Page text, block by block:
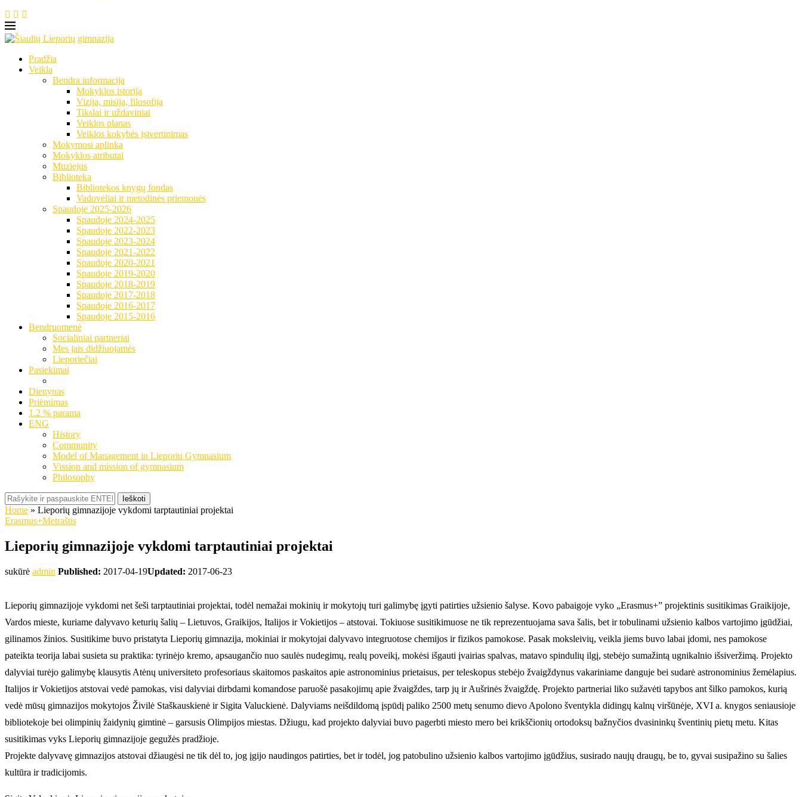
Pradžia
Veikla
Bendra informacija
Mokyklos istorija
Vizija, misija, filosofija
Tikslai ir uždaviniai
Veiklos planas
Veiklos kokybės įsivertinimas
Mokymosi aplinka
Mokyklos atributai
Muziejus
Biblioteka
Bibliotekos knygų fondas
Vadovėliai ir metodinės priemonės
Spaudoje 2025-2026
Spaudoje 2024-2025
Spaudoje 2022-2023
Spaudoje 2023-2024
Spaudoje 2021-2022
Spaudoje 2020-2021
Spaudoje 2019-2020
Spaudoje 2018-2019
Spaudoje 2017-2018
Spaudoje 2016-2017
Spaudoje 2015-2016
Bendruomenė
Socialiniai partneriai
Mes jais didžiuojamės
Lieporiečiai
Pasiekimai
Dienynas
Priėmimas
1.2 % parama
ENG
History
Community
Model of Management in Lieporiu Gymnasium
Vission and mission of gymnasium
Philosophy
Ieškoti
Home » Lieporių gimnazijoje vykdomi tarptautiniai projektai
Erasmus+Metraštis
Lieporių gimnazijoje vykdomi tarptautiniai projektai
sukūrė admin Published: 2017-04-19Updated: 2017-06-23
Lieporių gimnazijoje vykdomi net šeši tarptautiniai projektai, todėl nemažai mokinių ir mokytojų turi galimybę įgyti patirties užsienio šalyse. Kovo pabaigoje vyko „Erasmus+” projektinis susitikimas Graikijoje,
Vardos mieste, kuriame dalyvavo keturių šalių – Lietuvos, Graikijos, Italijos ir Vokietijos – atstovai. Tokiuose susitikimuose ne tik reprezentuojama sava šalis, bet ir tobulinami užsienio kalbos vartojimo įgūdžiai,
gilinamos žinios. Susitikime buvo pristatyta Lieporių gimnazija, mokiniai ir mokytojai dalyvavo integruotose chemijos ir fizikos pamokose. Pasak moksleivių, veikla jiems buvo labai įdomi, nes pamokose
pateikta teorija labai susieta su praktika: tyrinėjo kremo, apsaugančio nuo saulės nudegimų, realų poveikį, mokėsi išgauti įvairias spalvas, matavo spindulių ilgį, stebėjo sumažintą ugnikalnio išsiveržimą. Projekto
dalyviai turėjo galimybę klausytis Atėnų universiteto profesoriaus skaitomos paskaitos apie astronominius prietaisus, per teleskopus stebėjo žvaigždynus vakariniame danguje bei sudarė astronominius žemėlapius.
Italijos ir Vokietijos atstovai vedė pamokas, visi dalyviai dirbdami komandose paruošė pasakojimų apie žvaigždes, tarp jų ir Aušrinės žvaigždę. Projekto partneriai liko sužavėti tapybos ant šilko pamokos, kurią
vedė mūsų gimnazijos mokytojos Živilė Staškauskienė ir Sigita Valuckienė. Dalyviams neišdildomą įspūdį paliko 2500 metų senumo dievo Apolono šventykla didingų kalnų viršūnėje, XVI a. knygos seniausioje
bibliotekoje bei olimpinių žaidynių gimtinė – garsusis Olimpijos miestas. Džiugu, kad projekto dalyviai buvo pagerbti miesto mero bei krikščionių ortodoksų bažnyčios dvasininkų šventinių pietų metu. Kitas
susitikimas vyks Lieporių gimnazijoje gegužės pradžioje.
Projekte dalyvavę gimnazijos atstovai džiaugėsi ne tik dėl to, jog įgijo naudingos patirties, bet ir todėl, jog patobulino užsienio kalbos vartojimo įgūdžius, susirado naujų draugų, be to, gyvai susipažino su šalies
kultūra ir tradicijomis.